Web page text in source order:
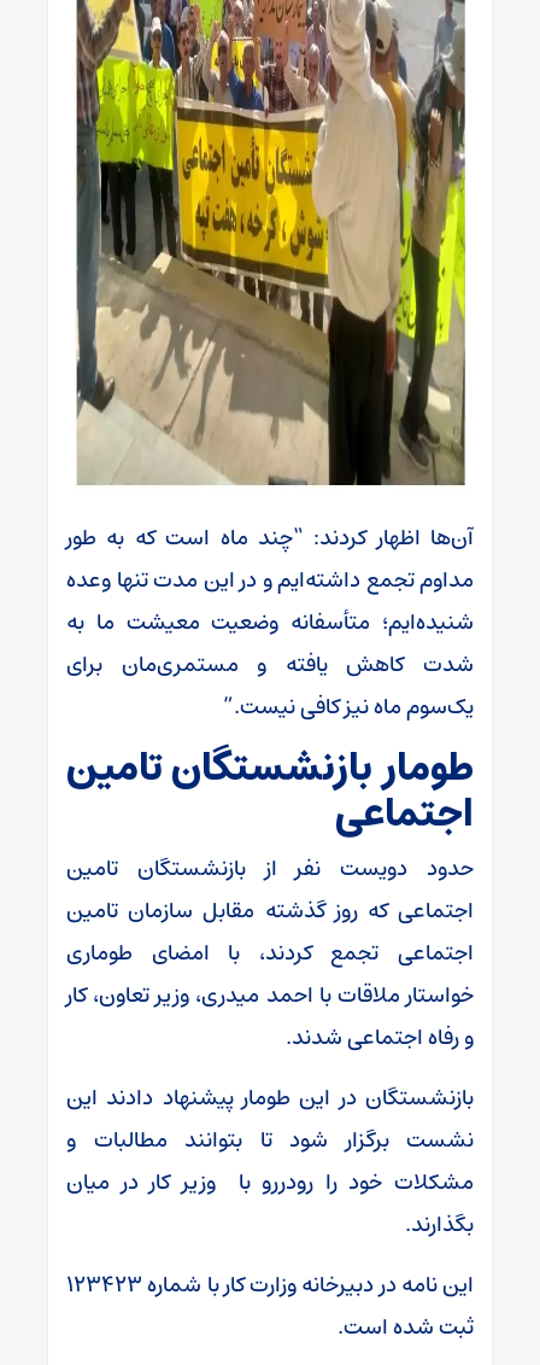
آن‌ها اظهار کردند: “چند ماه است که به طور
مداوم تجمع داشته‌ایم و در این مدت تنها وعده
شنیده‌ایم؛ متأسفانه وضعیت معیشت ما به
شدت کاهش یافته و مستمری‌مان برای
یک‌سوم ماه نیز کافی نیست.”
طومار بازنشستگان تامین
اجتماعی
حدود دویست نفر از بازنشستگان تامین
اجتماعی که روز گذشته مقابل سازمان تامین
اجتماعی تجمع کردند، با امضای طوماری
خواستار ملاقات با احمد میدری، وزیر تعاون، کار
و رفاه اجتماعی شدند.
بازنشستگان در این طومار پیشنهاد دادند این
نشست برگزار شود تا بتوانند مطالبات و
مشکلات خود را رودررو با وزیر کار در میان
بگذارند.
این نامه در دبیرخانه وزارت کار با شماره ۱۲۳۴۲۳
ثبت شده است.